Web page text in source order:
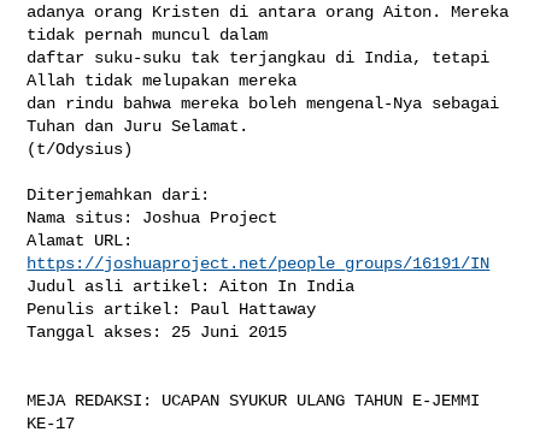
adanya orang Kristen di antara orang Aiton. Mereka
tidak pernah muncul dalam
daftar suku-suku tak terjangkau di India, tetapi
Allah tidak melupakan mereka
dan rindu bahwa mereka boleh mengenal-Nya sebagai
Tuhan dan Juru Selamat.
(t/Odysius)
Diterjemahkan dari:
Nama situs: Joshua Project
https://joshuaproject.net/people_groups/16191/IN
Judul asli artikel: Aiton In India
Penulis artikel: Paul Hattaway
Tanggal akses: 25 Juni 2015
MEJA REDAKSI: UCAPAN SYUKUR ULANG TAHUN E-JEMMI
KE-17